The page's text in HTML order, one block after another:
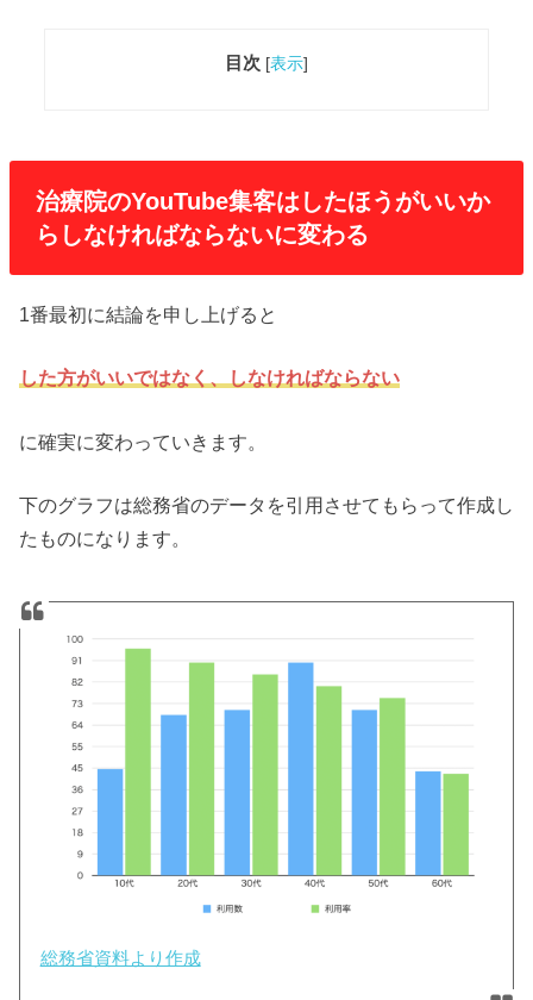
目次 [表示]
治療院のYouTube集客はしたほうがいいか
らしなければならないに変わる
1番最初に結論を申し上げると
した方がいいではなく、しなければならない
に確実に変わっていきます。
下のグラフは総務省のデータを引用させてもらって作成し
たものになります。
総務省資料より作成